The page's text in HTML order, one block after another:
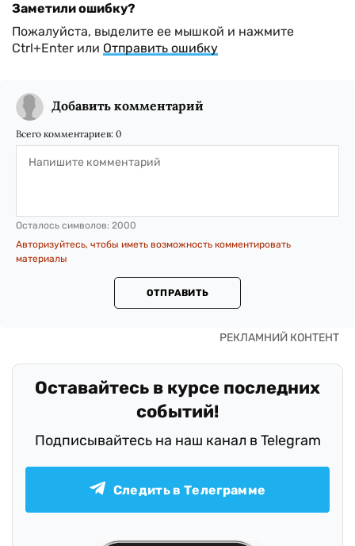
Заметили ошибку?
Пожалуйста, выделите ее мышкой и нажмите
Ctrl+Enter или Отправить ошибку
Добавить комментарий
Всего комментариев: 0
Осталось символов: 2000
Авторизуйтесь, чтобы иметь возможность комментировать
материалы
ОТПРАВИТЬ
Оставайтесь в курсе последних
событий!
Подписывайтесь на наш канал в Telegram
Следить в Телеграмме